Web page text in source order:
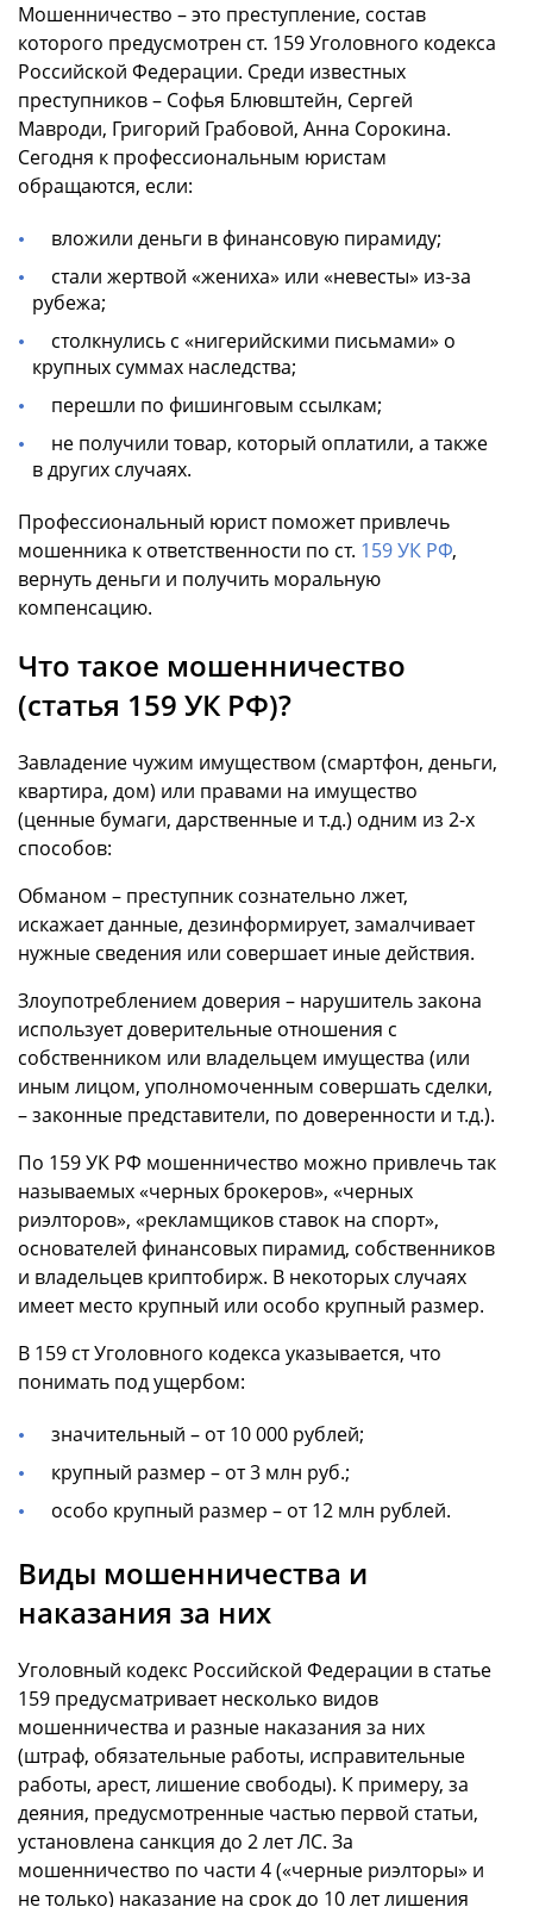
Мошенничество – это преступление, состав
которого предусмотрен ст. 159 Уголовного кодекса
Российской Федерации. Среди известных
преступников – Софья Блювштейн, Сергей
Мавроди, Григорий Грабовой, Анна Сорокина.
Сегодня к профессиональным юристам
обращаются, если:
вложили деньги в финансовую пирамиду;
стали жертвой «жениха» или «невесты» из-за
рубежа;
столкнулись с «нигерийскими письмами» о
крупных суммах наследства;
перешли по фишинговым ссылкам;
не получили товар, который оплатили, а также
в других случаях.
Профессиональный юрист поможет привлечь
мошенника к ответственности по ст. 159 УК РФ,
вернуть деньги и получить моральную
компенсацию.
Что такое мошенничество
(статья 159 УК РФ)?
Завладение чужим имуществом (смартфон, деньги,
квартира, дом) или правами на имущество
(ценные бумаги, дарственные и т.д.) одним из 2-х
способов:
Обманом – преступник сознательно лжет,
искажает данные, дезинформирует, замалчивает
нужные сведения или совершает иные действия.
Злоупотреблением доверия – нарушитель закона
использует доверительные отношения с
собственником или владельцем имущества (или
иным лицом, уполномоченным совершать сделки,
– законные представители, по доверенности и т.д.).
По 159 УК РФ мошенничество можно привлечь так
называемых «черных брокеров», «черных
риэлторов», «рекламщиков ставок на спорт»,
основателей финансовых пирамид, собственников
и владельцев криптобирж. В некоторых случаях
имеет место крупный или особо крупный размер.
В 159 ст Уголовного кодекса указывается, что
понимать под ущербом:
значительный – от 10 000 рублей;
крупный размер – от 3 млн руб.;
особо крупный размер – от 12 млн рублей.
Виды мошенничества и
наказания за них
Уголовный кодекс Российской Федерации в статье
159 предусматривает несколько видов
мошенничества и разные наказания за них
(штраф, обязательные работы, исправительные
работы, арест, лишение свободы). К примеру, за
деяния, предусмотренные частью первой статьи,
установлена санкция до 2 лет ЛС. За
мошенничество по части 4 («черные риэлторы» и
не только) наказание на срок до 10 лет лишения